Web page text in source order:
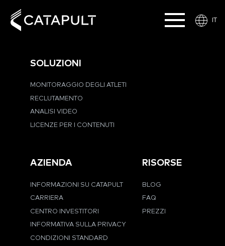
IT
SOLUZIONI
MONITORAGGIO DEGLI ATLETI
RECLUTAMENTO
ANALISI VIDEO
LICENZE PER I CONTENUTI
AZIENDA
INFORMAZIONI SU CATAPULT
CARRIERA
CENTRO INVESTITORI
INFORMATIVA SULLA PRIVACY
CONDIZIONI STANDARD
RISORSE
BLOG
FAQ
PREZZI